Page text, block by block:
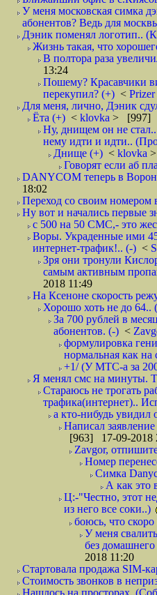
У меня московская симка
абонентов? Ведь для
Дэник поменял логотип..
Жизнь такая, что
В полтора раза
13:24
Пошему? Красавчики
перекупил? (+) < Prizer
Для меня, лично, Дэник
Ёта (+) < klovka > [997]
Ну, днищем он не
нему идти и идти..
Днище (+) < klovka
Говорят если аб
DANYCOM теперь в
18:02
Переход со своим номером
Ну вот и начались первые
с 500 на 50 СМС,- это
Воры. Украденные ими
интернет-трафик!.. (-) <
Зря они тронули
самым активным
2018 11:49
На Ксеноне скорость
Хорошо хоть не до 64..
За 700 рублей в
абонентов. (-) <
формулировка
нормальная как на
+1/ (У МТС-а за
Я менял смс на минуты.
Стараюсь не трогать
трафика(интернет)..
а кто-нибудь
Написал
[963] 17-09-2018
Zavgor,
Номер
Симка
А как это
Ц:-"Честно, этот
из него все соки..)
боюсь, что
У меня
без
2018 11:20
Стартовала продажа SIM-
Стоимость звонков в
Нашлось на